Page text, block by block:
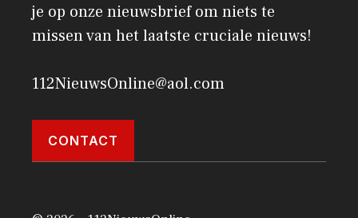
je op onze nieuwsbrief om niets te
missen van het laatste cruciale nieuws!
112NieuwsOnline@aol.com
CONTACT